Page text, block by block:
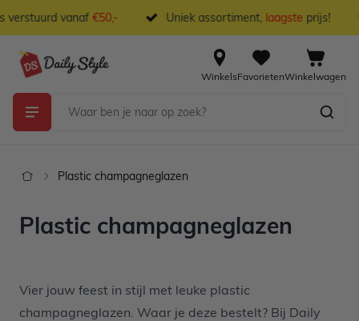
Ga naar de inhoud
verstuurd vanaf€50,- Uniek assortiment,laagsteprijs!
WinkelsFavorietenWinkelwagen
Plastic champagneglazen
Plastic champagneglazen
Vier jouw feest in stijl met leuke plastic
champagneglazen. Waar je deze bestelt? Bij Daily